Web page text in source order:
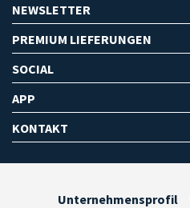
NEWSLETTER
PREMIUM LIEFERUNGEN
SOCIAL
APP
KONTAKT
Unternehmensprofil